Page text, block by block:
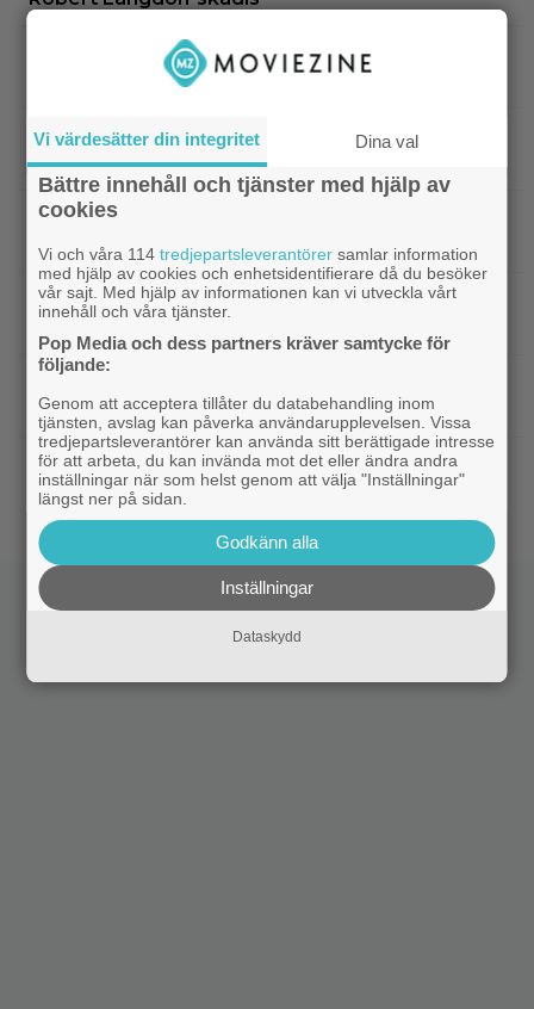
”Gilmore Girls” fyller 25 år –
återvänder med ny dokumentär
Quiz|Filmquiz: 25 år av klassiker – vad minns du
om filmåret 2001?
Netflix|Netflix har lagt ned David Finchers
amerikanska ”Squid Game”-spinoff
Kommande filmer| När kommer ”Michael 2”?
Lionsgate-chefen har ett svar
gänget i ”Grown Ups 3” – delar en första bild
Kändisar|Minnie Driver skadad i otäck bilolycka:
”Tacksam att jag lever”
Vi värdesätter din integritet Dina val
Bättre innehåll och tjänster med hjälp av
cookies
Vi och våra 114tredjepartsleverantörer samlar information
med hjälp av cookies och enhetsidentifierare då du besöker
vår sajt. Med hjälp av informationen kan vi utveckla vårt
innehåll och våra tjänster.
Pop Media och dess partners kräver samtycke för
följande:
Genom att acceptera tillåter du databehandling inom
tjänsten, avslag kan påverka användarupplevelsen. Vissa
tredjepartsleverantörer kan använda sitt berättigade intresse
för att arbeta, du kan invända mot det eller ändra andra
inställningar när som helst genom att välja "Inställningar"
längst ner på sidan.
Godkänn alla
Inställningar
Dataskydd